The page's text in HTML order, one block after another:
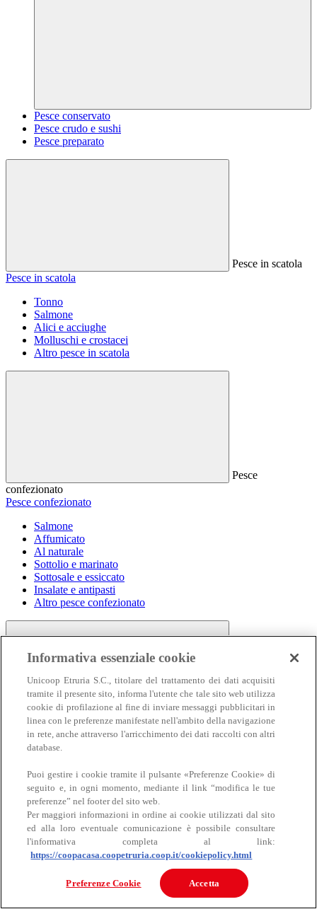
Pesce conservato
Pesce crudo e sushi
Pesce preparato
Pesce in scatola
Pesce in scatola
Tonno
Salmone
Alici e acciughe
Molluschi e crostacei
Altro pesce in scatola
Pesce
confezionato
Pesce confezionato
Salmone
Affumicato
Al naturale
Sottolio e marinato
Sottosale e essiccato
Insalate e antipasti
Altro pesce confezionato
Carne
Carne
Bovino
Informativa essenziale cookie
Unicoop Etruria S.C., titolare del trattamento dei dati acquisiti
tramite il presente sito, informa l'utente che tale sito web utilizza
cookie di profilazione al fine di inviare messaggi pubblicitari in
linea con le preferenze manifestate nell'ambito della navigazione
in rete, anche attraverso l'arricchimento dei dati raccolti con altri
database.
Puoi gestire i cookie tramite il pulsante «Preferenze Cookie» di
seguito e, in ogni momento, mediante il link “modifica le tue
preferenze” nel footer del sito web.
Per maggiori informazioni in ordine ai cookie utilizzati dal sito
ed alla loro eventuale comunicazione è possibile consultare
l'informativa completa al link:
https://coopacasa.coopetruria.coop.it/cookiepolicy.html
Preferenze Cookie Accetta